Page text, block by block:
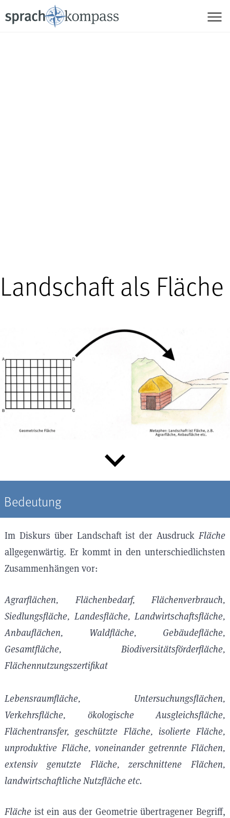
Landschaft als Fläche
Bedeutung
Im Diskurs über Landschaft ist der Ausdruck Fläche
allgegenwärtig. Er kommt in den unterschiedlichsten
Zusammenhängen vor:
Agrarflächen, Flächenbedarf, Flächenverbrauch,
Siedlungsfläche, Landesfläche, Landwirtschaftsfläche,
Anbauflächen, Waldfläche, Gebäudefläche,
Gesamtfläche, Biodiversitätsförderfläche,
Flächennutzungszertifikat
Lebensraumfläche, Untersuchungsflächen,
Verkehrsfläche, ökologische Ausgleichsfläche,
Flächentransfer, geschützte Fläche, isolierte Fläche,
unproduktive Fläche, voneinander getrennte Flächen,
extensiv genutzte Fläche, zerschnittene Flächen,
landwirtschaftliche Nutzfläche etc.
Fläche ist ein aus der Geometrie übertragener Begriff,